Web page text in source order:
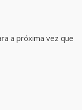
a próxima vez que